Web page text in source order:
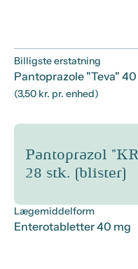
Billigste erstatning
Pantoprazole "Teva"
(3,50 kr. pr. enhed)
Pantoprazol "KRKA" 40 mg /
28 stk. (blister)
Lægemiddelform
Enterotabletter 40 mg